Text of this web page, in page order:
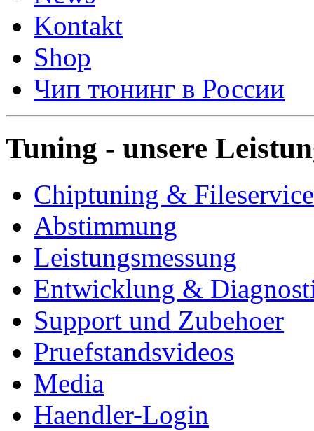
Kontakt
Shop
Чип тюнинг в России
Tuning - unsere
Chiptuning & Fileservice
Abstimmung
Leistungsmessung
Entwicklung &
Support und Zubehoer
Pruefstandsvideos
Media
Haendler-Login